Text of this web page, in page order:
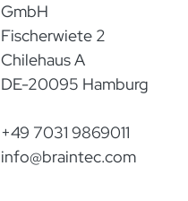
GmbH
Fischerwiete 2
Chilehaus A
DE-20095 Hamburg
+49 7031 9869011
​info@braintec.com